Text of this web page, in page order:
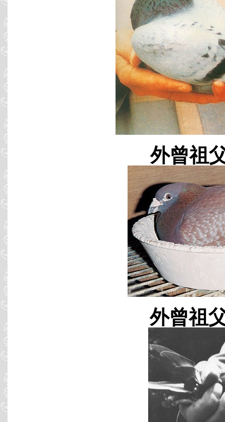
外曾祖
外曾祖